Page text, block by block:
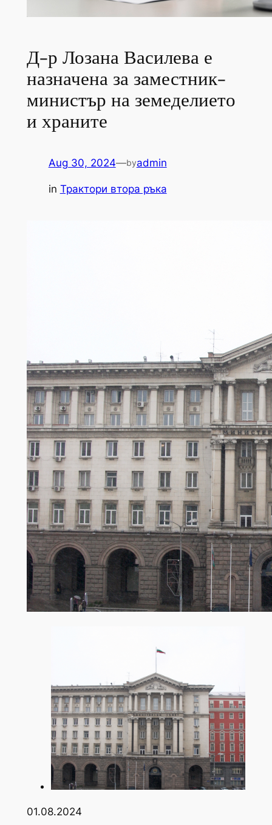
Д-р Лозана Василева е
назначена за заместник-
министър на земеделието
и храните
Aug 30, 2024—byadmin
in Трактори втора ръка
01.08.2024